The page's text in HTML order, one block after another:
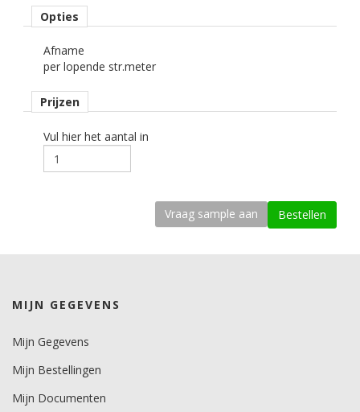
carwrapfolie.
kenmerk belijming
semi-permanent, transparant, solvent.
Ondergrond
100 mu.
Maximale krimp (mm)
10.
Temperatuurbereik (°C)
Opties
Afname
per lopende str.meter
Prijzen
Vul hier het aantal in
MIJN GEGEVENS
Mijn Gegevens
Mijn Bestellingen
Mijn Documenten